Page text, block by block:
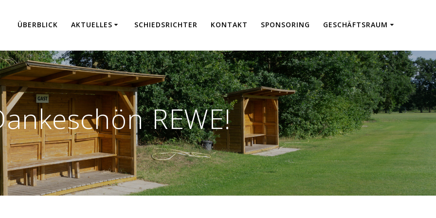
ÜBER­BLICK AKTU­EL­LES SCHIEDS­RICH­TER KON­TAKT SPON­SO­RING GESCHÄFTS­RAUM
REWE!